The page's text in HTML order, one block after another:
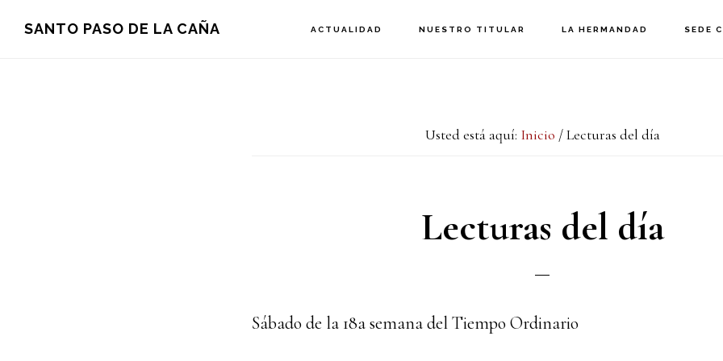
SANTO PASO DE LA CAÑA ACTUALIDAD NUESTRO TITULAR LA HERMANDAD SEDE
Usted está aquí: Inicio /Lecturas del día
Lecturas del día
Sábado de la 18a semana del Tiempo Ordinario